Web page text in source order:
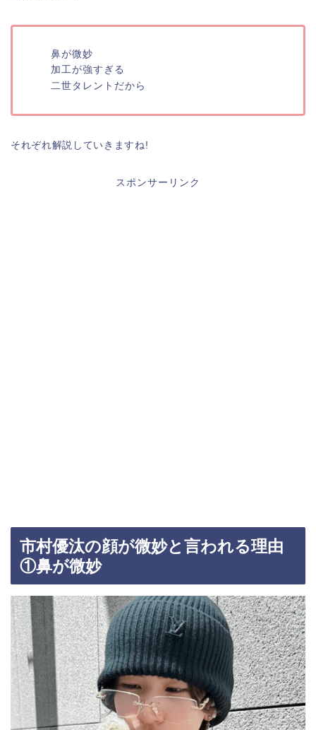
鼻が微妙
加工が強すぎる
二世タレントだから
それぞれ解説していきますね!
スポンサーリンク
市村優汰の顔が微妙と言われる理由
①鼻が微妙